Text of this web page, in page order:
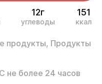
12г
углеводы
151
ккал
продукты, Продукты
не более 24 часов